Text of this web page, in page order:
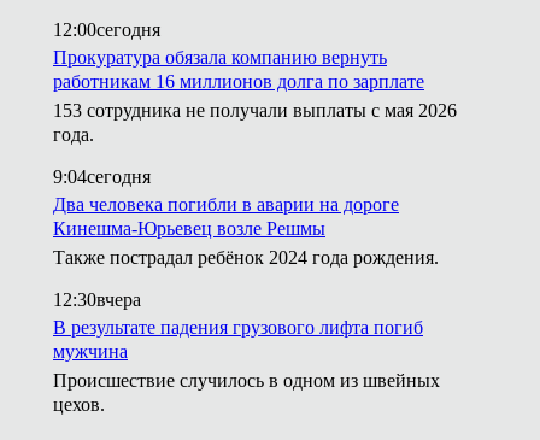
12:00сегодня
Прокуратура обязала компанию вернуть
работникам 16 миллионов долга по зарплате
153 сотрудника не получали выплаты с мая 2026
года.
9:04сегодня
Два человека погибли в аварии на дороге
Кинешма-Юрьевец возле Решмы
Также пострадал ребёнок 2024 года рождения.
12:30вчера
В результате падения грузового лифта погиб
мужчина
Происшествие случилось в одном из швейных
цехов.